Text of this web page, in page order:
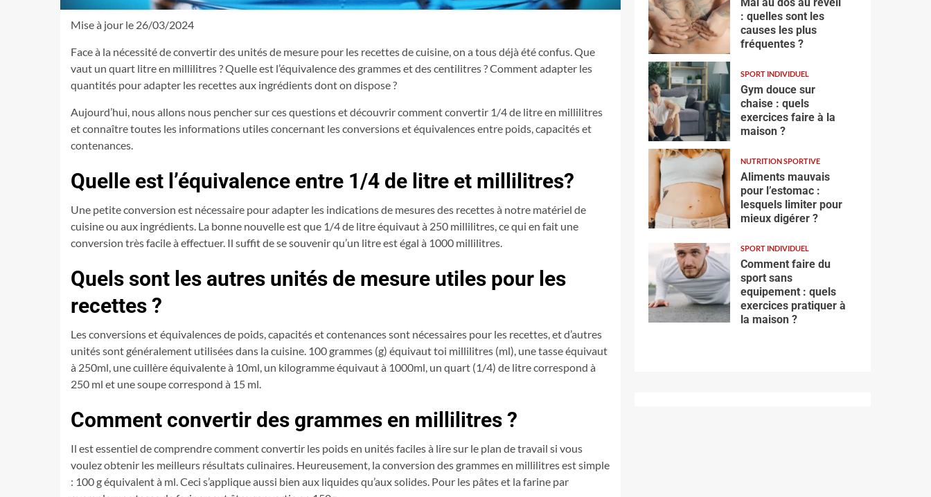
Mise à jour le 26/03/2024
Face à la nécessité de convertir des unités de mesure pour les recettes de cuisine, on a tous déjà été confus. Que
vaut un quart litre en millilitres ? Quelle est l’équivalence des grammes et des centilitres ? Comment adapter les
quantités pour adapter les recettes aux ingrédients dont on dispose ?
Aujourd’hui, nous allons nous pencher sur ces questions et découvrir comment convertir 1/4 de litre en millilitres
et connaître toutes les informations utiles concernant les conversions et équivalences entre poids, capacités et
contenances.
Quelle est l’équivalence entre 1/4 de litre et millilitres?
Une petite conversion est nécessaire pour adapter les indications de mesures des recettes à notre matériel de
cuisine ou aux ingrédients. La bonne nouvelle est que 1/4 de litre équivaut à 250 millilitres, ce qui en fait une
conversion très facile à effectuer. Il suffit de se souvenir qu’un litre est égal à 1000 millilitres.
Quels sont les autres unités de mesure utiles pour les
recettes ?
Les conversions et équivalences de poids, capacités et contenances sont nécessaires pour les recettes, et d’autres
unités sont généralement utilisées dans la cuisine. 100 grammes (g) équivaut toi millilitres (ml), une tasse équivaut
à 250ml, une cuillère équivalente à 10ml, un kilogramme équivaut à 1000ml, un quart (1/4) de litre correspond à
250 ml et une soupe correspond à 15 ml.
Comment convertir des grammes en millilitres ?
Il est essentiel de comprendre comment convertir les poids en unités faciles à lire sur le plan de travail si vous
voulez obtenir les meilleurs résultats culinaires. Heureusement, la conversion des grammes en millilitres est simple
: 100 g équivalent à ml. Ceci s’applique aussi bien aux liquides qu’aux solides. Pour les pâtes et la farine par
: quelles sont les
causes les plus
fréquentes ?
SPORT INDIVIDUEL
Gym douce sur
chaise : quels
exercices faire à la
maison ?
NUTRITION SPORTIVE
Aliments mauvais
pour l’estomac :
lesquels limiter pour
mieux digérer ?
SPORT INDIVIDUEL
Comment faire du
sport sans
equipement : quels
exercices pratiquer à
la maison ?